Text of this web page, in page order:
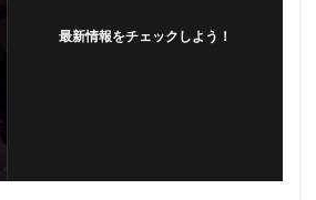
最新情報をチェックしよう！